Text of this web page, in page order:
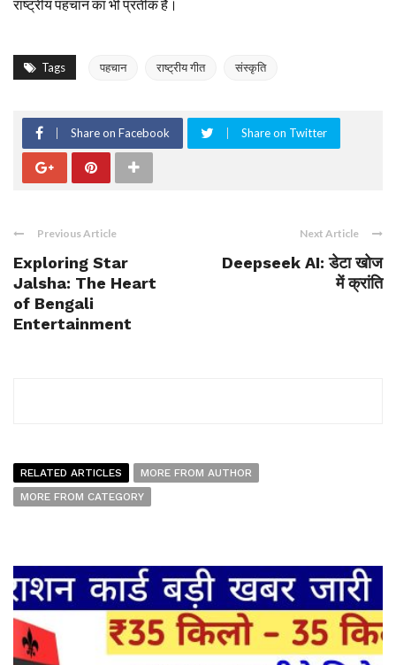
राष्ट्रीय पहचान का भी प्रतीक है।
Tags पहचान राष्ट्रीय गीत संस्कृति
Share on Facebook Share on Twitter
Previous Article
Exploring Star
Jalsha: The Heart
of Bengali
Entertainment
Next Article
Deepseek AI: डेटा खोज
में क्रांति
RELATED ARTICLES
MORE FROM AUTHOR
MORE FROM CATEGORY